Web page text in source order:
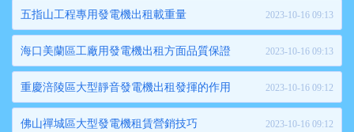
五指山工程專用發電機出租載重量 2023-10-16 09:13
海口美蘭區工廠用發電機出租方面品質保證 2023-10-16 09:13
重慶涪陵區大型靜音發電機出租發揮的作用 2023-10-16 09:12
佛山禪城區大型發電機租賃營銷技巧 2023-10-16 09:12